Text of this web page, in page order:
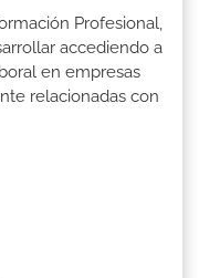
Profesional,
accediendo a
en empresas
relacionadas con